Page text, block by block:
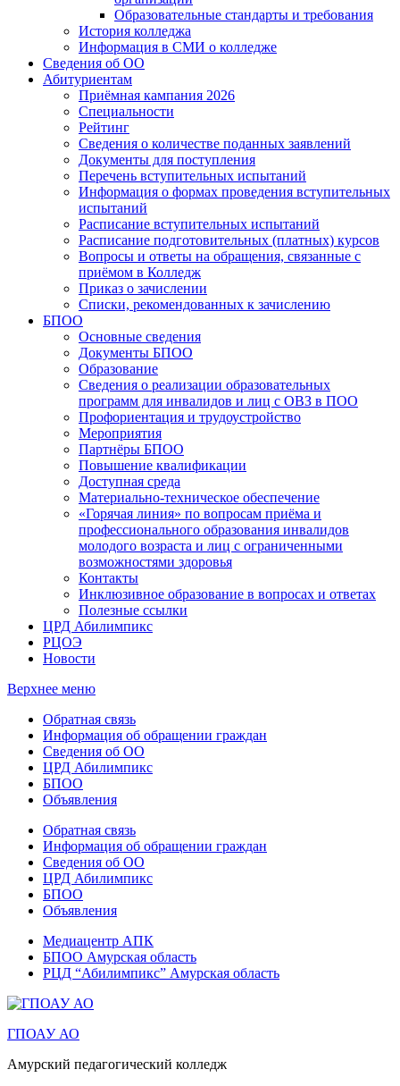
Образовательные стандарты и требования
История колледжа
Информация в СМИ о колледже
Сведения об ОО
Абитуриентам
Приёмная кампания 2026
Специальности
Рейтинг
Сведения о количестве поданных заявлений
Документы для поступления
Перечень вступительных испытаний
Информация о формах проведения вступительных
испытаний
Расписание вступительных испытаний
Расписание подготовительных (платных) курсов
Вопросы и ответы на обращения, связанные с
приёмом в Колледж
Приказ о зачислении
Списки, рекомендованных к зачислению
БПОО
Основные сведения
Документы БПОО
Образование
Сведения о реализации образовательных
программ для инвалидов и лиц с ОВЗ в ПОО
Профориентация и трудоустройство
Мероприятия
Партнёры БПОО
Повышение квалификации
Доступная среда
Материально-техническое обеспечение
«Горячая линия» по вопросам приёма и
профессионального образования инвалидов
молодого возраста и лиц с ограниченными
возможностями здоровья
Контакты
Инклюзивное образование в вопросах и ответах
Полезные ссылки
ЦРД Абилимпикс
РЦОЭ
Новости
Верхнее меню
Обратная связь
Информация об обращении граждан
Сведения об ОО
ЦРД Абилимпикс
БПОО
Объявления
Обратная связь
Информация об обращении граждан
Сведения об ОО
ЦРД Абилимпикс
БПОО
Объявления
Медиацентр АПК
БПОО Амурская область
РЦД “Абилимпикс” Амурская область
ГПОАУ АО
Амурский педагогический колледж